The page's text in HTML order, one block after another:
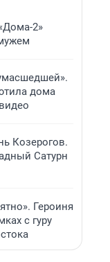
2»
дома
Козерогов.
Сатурн
Героиня
с гуру